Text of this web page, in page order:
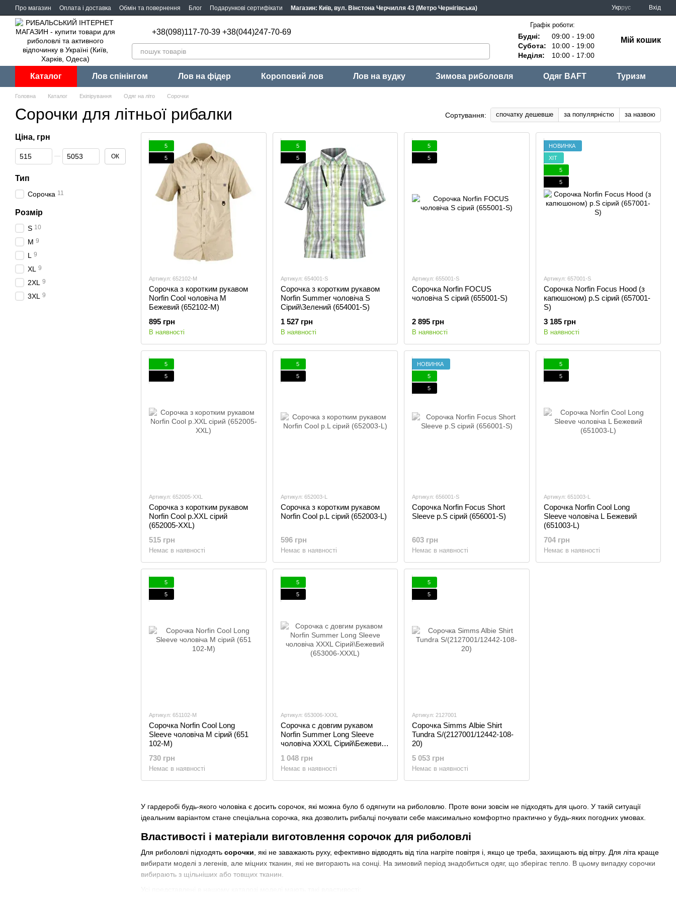
Перейти до основного контенту
Про магазин Оплата і доставка Обмін та повернення Блог Подарункові сертифікати Магазин: Київ, вул. Вінстона Черчилля 43 (Метро Чернігівська) Укррус Вхід
+38(098)117-70-39 +38(044)247-70-69
Графік роботи:
Будні:
09:00 - 19:00
Субота:
10:00 - 19:00
Неділя:
10:00 - 17:00
Мій кошик
Каталог Лов спінінгом Лов на фідер Короповий лов Лов на вудку Зимова риболовля Одяг BAFT Туризм
Головна Каталог Екіпірування Одяг на літо Сорочки
Сорочки для літньої рибалки Сортування: спочатку дешевше за популярністю за назвою
У гардеробі будь-якого чоловіка є досить сорочок, які можна було б одягнути на риболовлю. Проте вони зовсім не підходять для цього. У такій ситуації
ідеальним варіантом стане спеціальна сорочка, яка дозволить рибалці почувати себе максимально комфортно практично у будь-яких погодних умовах.
Властивості і матеріали виготовлення сорочок для риболовлі
Для риболовлі підходять сорочки , які не заважають руху, ефективно відводять від тіла нагріте повітря і, якщо це треба, захищають від вітру. Для літа краще
вибирати моделі з легенів, але міцних тканин, які не вигорають на сонці. На зимовий період знадобиться одяг, що зберігає тепло. В цьому випадку сорочки
вибирають з щільніших або товщих тканин.
5
5
Артикул: 652102-M
Сорочка з коротким рукавом
Norfin Cool чоловіча M
Бежевий (652102-M)
895 грн
В наявності
5
5
Артикул: 654001-S
Сорочка з коротким рукавом
Norfin Summer чоловіча S
Сірий\Зелений (654001-S)
1 527 грн
В наявності
5
5
Артикул: 655001-S
Сорочка Norfin FOCUS
чоловіча S сірий (655001-S)
2 895 грн
В наявності
НОВИНКА
ХІТ
5
5
Артикул: 657001-S
Сорочка Norfin Focus Hood (з
капюшоном) p.S сірий (657001-
S)
3 185 грн
В наявності
5
5
Артикул: 652005-XXL
Сорочка з коротким рукавом
Norfin Cool p.XXL сірий
(652005-XXL)
515 грн
Немає в наявності
5
5
Артикул: 652003-L
Сорочка з коротким рукавом
Norfin Cool p.L сірий (652003-L)
596 грн
Немає в наявності
НОВИНКА
5
5
Артикул: 656001-S
Сорочка Norfin Focus Short
Sleeve p.S сірий (656001-S)
603 грн
Немає в наявності
5
5
Артикул: 651003-L
Сорочка Norfin Cool Long
Sleeve чоловіча L Бежевий
(651003-L)
704 грн
Немає в наявності
5
5
Артикул: 651102-M
Сорочка Norfin Cool Long
Sleeve чоловіча M сірий (651
102-M)
730 грн
Немає в наявності
5
5
Артикул: 653006-XXXL
Сорочка c довгим рукавом
Norfin Summer Long Sleeve
чоловіча XXXL Сірий\Бежевий
1 048 грн
Немає в наявності
5
5
Артикул: 2127001
Сорочка Simms Albie Shirt
Tundra S/(2127001/12442-108-
20)
5 053 грн
Немає в наявності
Ціна, грн
Від Ціна, грн
До Ціна, грн ОК
Тип
Сорочка 11
Розмір
S 10
M 9
L 9
XL 9
2XL 9
3XL 9